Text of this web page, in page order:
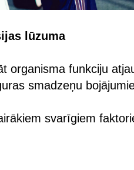
lūzuma
organisma funkciju
smadzeņu
svarīgiem